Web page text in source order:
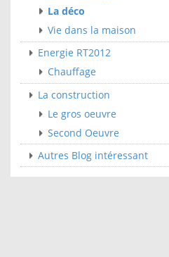
La déco
Vie dans la maison
Energie RT2012
Chauffage
La construction
Le gros oeuvre
Second Oeuvre
Autres Blog intéressant